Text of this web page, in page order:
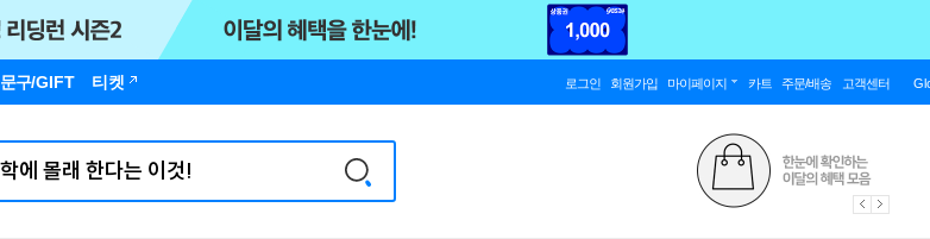
문구/GIFT 티켓 로그인 회원가입 마이페이지 카트 주문/배송 고객센터